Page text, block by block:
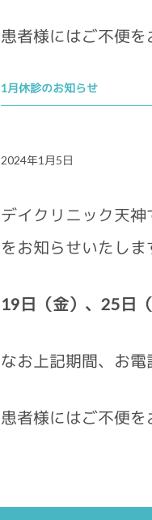
患者様にはご不便を
1月休診のお知らせ
2024年1月5日
デイクリニック天
をお知らせいたしま
19日（金）、25日
なお上記期間、お電
患者様にはご不便を